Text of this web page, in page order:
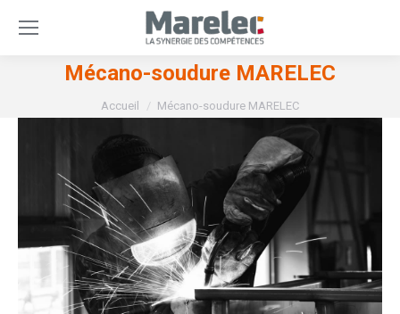
Mécano-soudure MARELEC
Vous êtes ici :
Accueil Mécano-soudure MARELEC